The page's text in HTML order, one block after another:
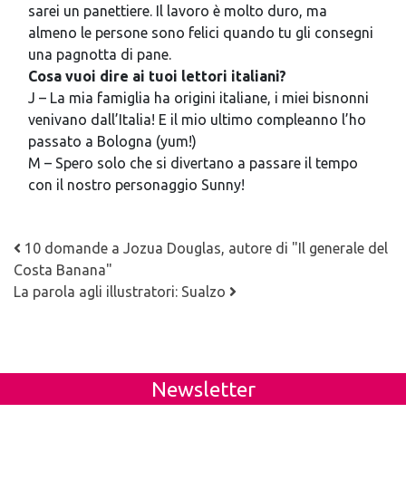
sarei un panettiere. Il lavoro è molto duro, ma
almeno le persone sono felici quando tu gli consegni
una pagnotta di pane.
Cosa vuoi dire ai tuoi lettori italiani?
J – La mia famiglia ha origini italiane, i miei bisnonni
venivano dall’Italia! E il mio ultimo compleanno l’ho
passato a Bologna (yum!)­­
M – Spero solo che si divertano a passare il tempo
con il nostro personaggio Sunny!
Navigazione articoli
10 domande a Jozua Douglas, autore di "Il generale del
Costa Banana"
La parola agli illustratori: Sualzo
Newsletter